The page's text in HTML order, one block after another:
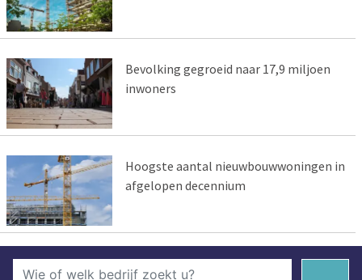
Bevolking gegroeid naar 17,9 miljoen
inwoners
Hoogste aantal nieuwbouwwoningen in
afgelopen decennium